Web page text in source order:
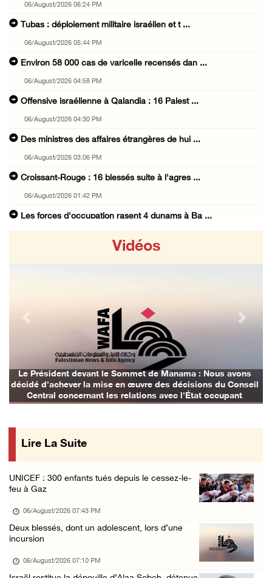
06/August/2026 06:24 PM
Tubas : déploiement militaire israélien et t ...
06/August/2026 05:44 PM
Environ 58 000 cas de varicelle recensés dan ...
06/August/2026 04:58 PM
Offensive israélienne à Qalandia : 16 Palest ...
06/August/2026 04:30 PM
Des ministres des affaires étrangères de hui ...
06/August/2026 03:06 PM
Croissant-Rouge : 16 blessés suite à l'agres ...
06/August/2026 01:42 PM
Les forces d'occupation rasent 4 dunams à Ba ...
06/August/2026 12:08 PM
Des colons clôturent des terres dans le nord ...
06/August/2026 11:05 AM
L'occupation poursuit son agression contre l ...
06/August/2026 09:32 AM
Incursion de l'occupation à Qalqilya
Blessures et incendies criminels de maisons ...
Trois Palestiniens blessés lors d'une attaqu ...
06/August/2026 12:21 AM
Des colons prennent d'assaut Beit Fajjar, au ...
Vidéos
Le Président devant le Sommet de Manama : Nous avons
décidé d'achever la mise en œuvre des décisions du Conseil
Central concernant les relations avec l'État occupant
Previous Next
Lire La Suite
UNICEF : 300 enfants tués depuis le cessez-le-
feu à Gaz
06/August/2026 07:43 PM
Deux blessés, dont un adolescent, lors d’une
incursion
06/August/2026 07:10 PM